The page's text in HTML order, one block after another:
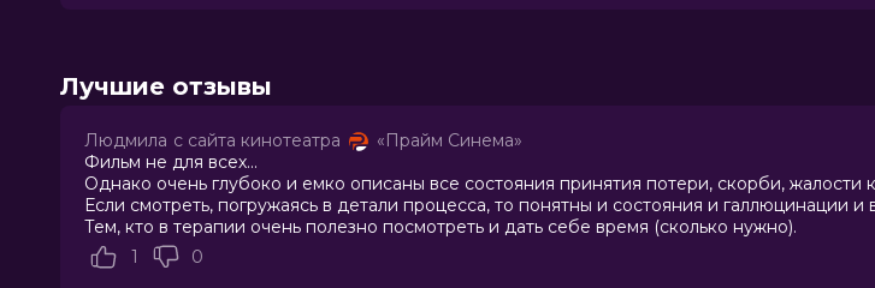
Актеры
Бенедикт Камбербэтч, Дэвид Тьюлис, Сэм Спруэлл, Джесси Кейв, Лео
Бейзил
Продюсеры
Адам Экланд, Леа Кларк, Андреа Корнвэлл
Сценаристы
Дилан Саузерн
Жанр
ужасы, драма, триллер
Длительность
1 ч 38 мин
В прокате
Меморандум
Лучшие отзывы
Людмила с сайта кинотеатра «Прайм Синема»
Фильм не для всех...
Однако очень глубоко и емко описаны все состояния принятия потери, скорби, жалости
Если смотреть, погружаясь в детали процесса, то понятны и состояния и галлюцинации
Тем, кто в терапии очень полезно посмотреть и дать себе время (сколько нужно).
1
0